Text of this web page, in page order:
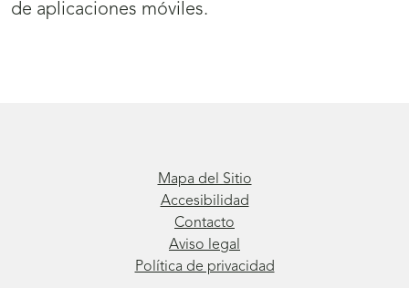
de aplicaciones móviles.
Mapa del Sitio
Accesibilidad
Contacto
Aviso legal
Política de privacidad